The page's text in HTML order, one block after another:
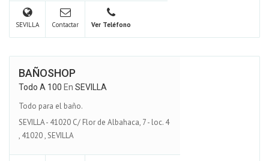
SEVILLA Contactar Ver Teléfono
BAÑOSHOP
Todo A 100 En SEVILLA
Todo para el baño.
SEVILLA - 41020 C/ Flor de Albahaca, 7 - loc. 4
, 41020,SEVILLA